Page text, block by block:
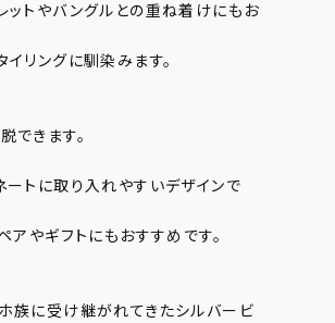
ットやバングルとの重ね着けにもお
リングに馴染みます。
できます。
ートに取り入れやすいデザインで
アやギフトにもおすすめです。
族に受け継がれてきたシルバービ